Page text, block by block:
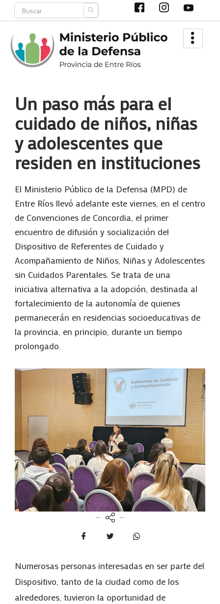
Search
Un paso más para el
cuidado de niños, niñas
y adolescentes que
residen en instituciones
El Ministerio Público de la Defensa (MPD) de
Entre Ríos llevó adelante este viernes, en el centro
de Convenciones de Concordia, el primer
encuentro de difusión y socialización del
Dispositivo de Referentes de Cuidado y
Acompañamiento de Niños, Niñas y Adolescentes
sin Cuidados Parentales. Se trata de una
iniciativa alternativa a la adopción, destinada al
fortalecimiento de la autonomía de quienes
permanecerán en residencias socioeducativas de
la provincia, en principio, durante un tiempo
prolongado.
Numerosas personas interesadas en ser parte del
Dispositivo, tanto de la ciudad como de los
alrededores, tuvieron la oportunidad de